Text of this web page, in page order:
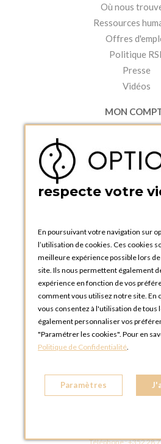
Où nous
Ressources
Offres
Politique
Presse
Vidéos
MON
Accéder à mon
Créer un
PRATIQUE
Catalogues et bons de
Tutoriels
OPTIONS
13 rue Paul
5324 Contern
LUXEMBOURG
BOUTIQUE OPTIONS
L - 1842 HOWALD
Téléphone :+352 28
respecte votre
En poursuivant votre navigation sur
l’utilisation de cookies. Ces cookies
meilleure expérience possible lors
site. Ils nous permettent également
expérience en fonction de vos
comment vous utilisez notre site. En
vous consentez à l'utilisation de tous
également personnaliser vos
"Paramétrer les cookies". Pour en
Politique de Confidentialité.
Paramètres